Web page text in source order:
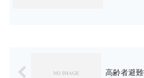
高齢者避